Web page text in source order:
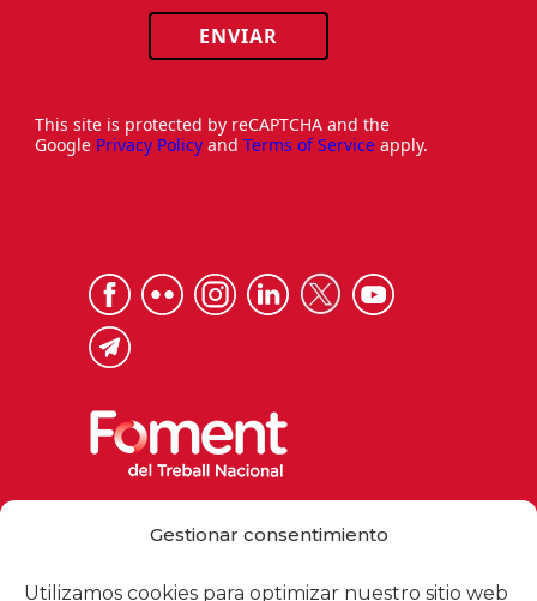
Gestionar consentimiento
Utilizamos cookies para optimizar nuestro sitio web
ENVIAR
This site is protected by reCAPTCHA and the
Google Privacy Policy and Terms of Service apply.
foment@foment.com